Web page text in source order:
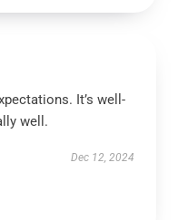
It’s well-
well.
Dec 12, 2024